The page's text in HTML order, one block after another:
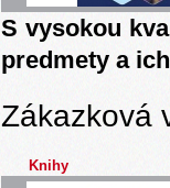
S vysokou
predmety a
Zákazková
Knihy